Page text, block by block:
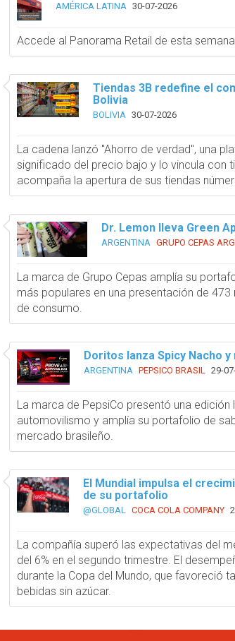
AMÉRICA LATINA 30-07-2026
Accede al Panorama Retail de esta
Tiendas 3B redefine el
Bolivia
BOLIVIA 30-07-2026
La cadena lanzó "Ahorro de verdad", una
significado del precio bajo y lo vincula con
acompaña la apertura de sus tiendas
Dr. Lemon lleva Green
ARGENTINA GRUPO CEPAS
La marca de Grupo Cepas amplía su
más populares en una presentación de
de consumo.
Doritos lanza Spicy Nacho
ARGENTINA PEPSICO BRASIL 29-
La marca de PepsiCo presentó una
automovilismo y amplía su portafolio de
mercado brasileño.
El Mundial impulsa el
de su portafolio
@GLOBAL COCA COLA COMPANY
La compañía superó las expectativas del
del 6% en el segundo trimestre. El
durante la Copa del Mundo, que favoreció
bebidas sin azúcar.